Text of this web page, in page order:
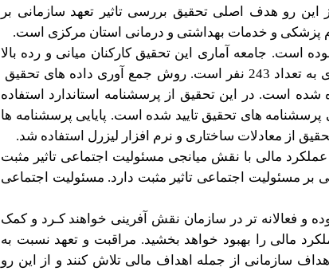
رو هدف اصلی تحقیق بررسی تاثیر تعهد سازمانی بر
پزشکی و خدمات بهداشتی و درمانی استان مرکزی است.
است. جامعه آماری این تحقیق کارکنان میانی و رده بالا
نفر است
. روش جمع آوری داده های تحقیق
است. در این تحقیق از پرسشنامه استاندارد استفاده
پرسشنامه های تحقیق تایید شده است. پایایی پرسشنامه ها
مالی با نقش میانجی مسئولیت اجتماعی تاثیر مثبت
بر مسئولیت اجتماعی تاثیر مثبت دارد. مسئولیت اجتماعی
و فعالانه تر در سازمان نقش آفرینی خواهند کـرد و کمک
مالی را بهبود خواهد بخشید. مراقبت و تعهد نسبت به
اهداف سازمانی از جمله اهداف مالی تلاش کنند و از این رو